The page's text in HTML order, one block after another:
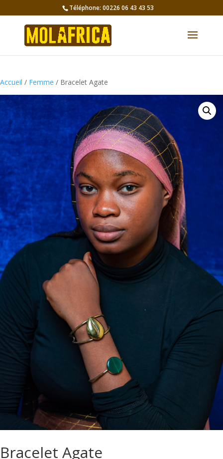
Téléphone: 00226 06 43 43 53
Accueil / Femme / Bracelet Agate
Bracelet Agate